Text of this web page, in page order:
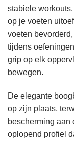
stabiele
op je voeten
voeten
tijdens
grip op elk
bewegen.
De elegante
op zijn plaats,
bescherming aan
oplopend profiel